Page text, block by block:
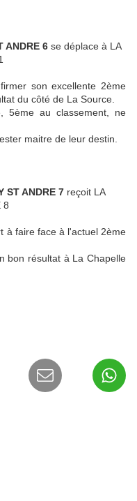
ANDRE 6se déplace à LA
son excellente 2ème
du côté de La Source.
5ème au classement, ne
maitre de leur destin.
ST ANDRE 7reçoit LA
8
à faire face à l'actuel 2ème
bon résultat à La Chapelle